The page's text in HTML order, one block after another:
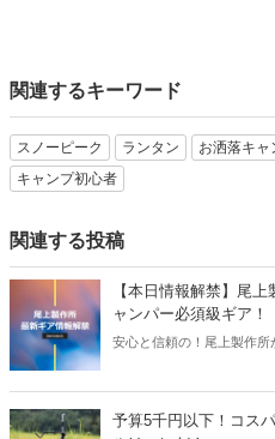
関連するキーワード
スノーピーク ランタン お洒落キャ
キャンプ初心者
関連する投稿
【本日情報解禁】尾
ャンパー必須級ギア！
安心と信頼の！尾上製作所
解禁となったこの新作ギ
安心度の高い尾上製作所の
須級のギアになるかもしれ
予算5千円以下！コス